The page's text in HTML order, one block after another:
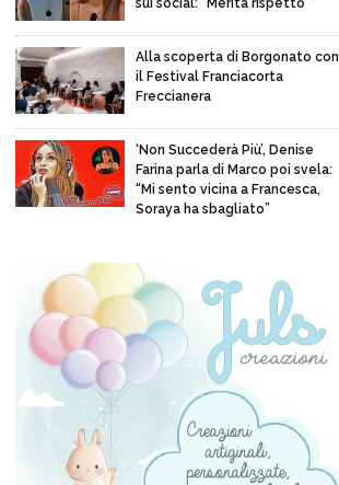
sui social: “Merita rispetto”
Alla scoperta di Borgonato con
il Festival Franciacorta
Freccianera
‘Non Succederà Più’, Denise
Farina parla di Marco poi svela:
“Mi sento vicina a Francesca,
Soraya ha sbagliato”